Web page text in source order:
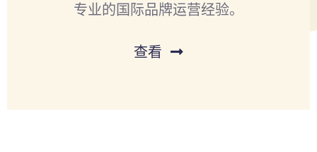
专业的国际品牌运营经验。
查看